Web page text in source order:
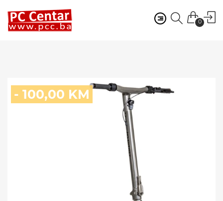
0
- 100,00 KM